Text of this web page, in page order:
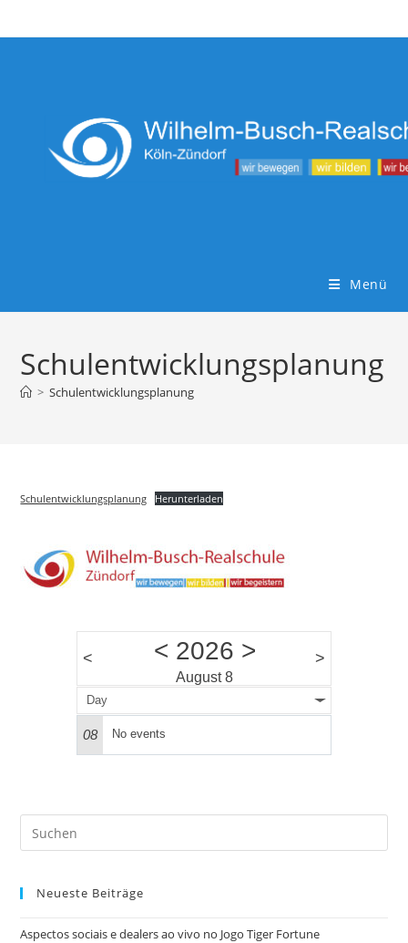
Inhalt
Menü
Schulentwicklungsplanung
> Schulentwicklungsplanung
Schulentwicklungsplanung Herunterladen
< < 2026 >
August 8
>
Day
08 No events
Neueste Beiträge
Aspectos sociais e dealers ao vivo no Jogo Tiger Fortune